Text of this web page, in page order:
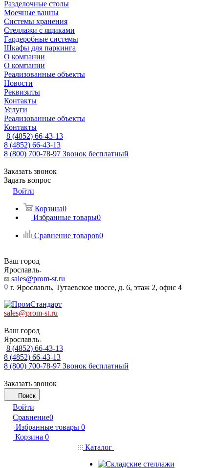
Разделочные столы
Моечные ванны
Системы хранения
Стеллажи с ящиками
Гардеробные системы
Шкафы для паркинга
О компании
О компании
Реализованные объекты
Новости
Реквизиты
Контакты
Услуги
Реализованные объекты
Контакты
8 (4852) 66-43-13
8 (4852) 66-43-13
8 (800) 700-78-97 Звонок бесплатный
Заказать звонок
Задать вопрос
Войти
Корзина0
Избранные товары0
Сравнение товаров0
Ваш город
Ярославль
sales@prom-st.ru
г. Ярославль, Тутаевское шоссе, д. 6, этаж 2, офис 4
sales@prom-st.ru
Ваш город
Ярославль
8 (4852) 66-43-13
8 (4852) 66-43-13
8 (800) 700-78-97 Звонок бесплатный
Заказать звонок
Поиск
Войти
Сравнение0
Избранные товары 0
Корзина 0
Каталог